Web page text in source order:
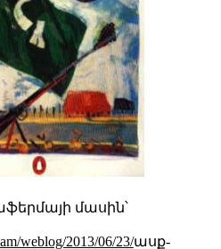
մասին՝
weblog/2013/06/23/ասք-